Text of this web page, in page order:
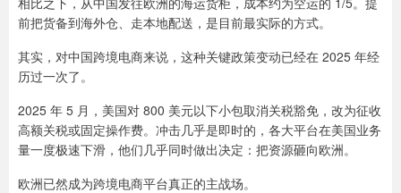
前把货备到海外仓、走本地配送，是目前最实际的方式。
其实，对中国跨境电商来说，这种关键政策变动已经在 2025 年经
历过一次了。
2025 年 5 月，美国对 800 美元以下小包取消关税豁免，改为征收
高额关税或固定操作费。冲击几乎是即时的，各大平台在美国业务
量一度极速下滑，他们几乎同时做出决定：把资源砸向欧洲。
欧洲已然成为跨境电商平台真正的主战场。